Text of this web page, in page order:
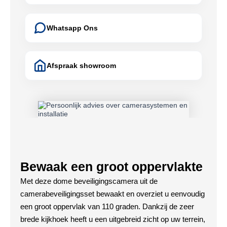
Whatsapp Ons
Afspraak showroom
Bewaak een groot oppervlakte
Met deze dome beveiligingscamera uit de
camerabeveiligingsset bewaakt en overziet u eenvoudig
een groot oppervlak van 110 graden. Dankzij de zeer
brede kijkhoek heeft u een uitgebreid zicht op uw terrein,